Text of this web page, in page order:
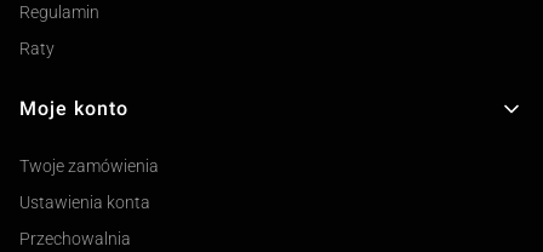
Regulamin
Raty
Moje konto
Twoje zamówienia
Ustawienia konta
Przechowalnia